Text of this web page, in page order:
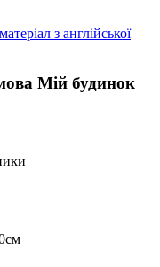
з англійської
Мій будинок